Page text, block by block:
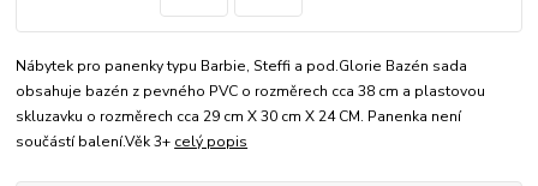
Nábytek pro panenky typu Barbie, Steffi a pod.Glorie Bazén sada
obsahuje bazén z pevného PVC o rozměrech cca 38 cm a plastovou
skluzavku o rozměrech cca 29 cm X 30 cm X 24 CM. Panenka není
součástí balení.Věk 3+ celý popis